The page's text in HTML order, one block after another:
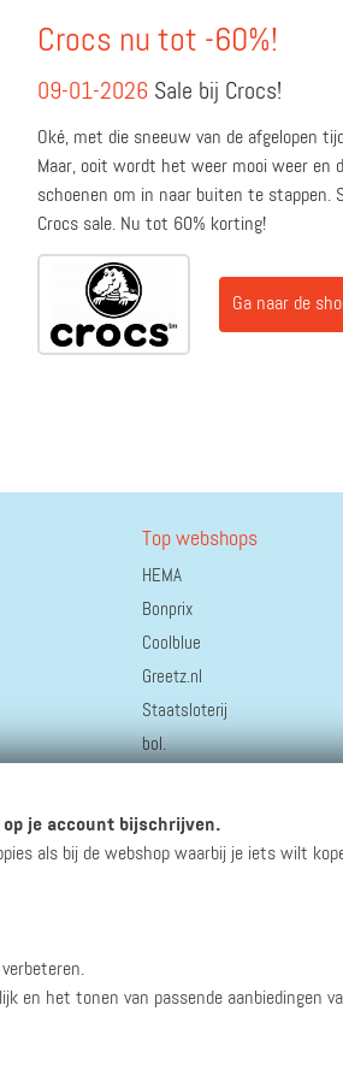
Crocs nu tot -60%!
09-01-2026 Sale bij Crocs!
Oké, met die sneeuw van de afgelopen
Maar, ooit wordt het weer mooi weer en
schoenen om in naar buiten te stappen.
Crocs sale. Nu tot 60% korting!
Ga naar de
Top webshops
HEMA
Bonprix
Coolblue
Greetz.nl
Staatsloterij
bol.
Hotels.com
op je account bijschrijven.
als bij de webshop waarbij je iets wilt
en het tonen van passende aanbiedingen